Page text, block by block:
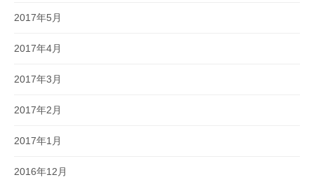
2017年5月
2017年4月
2017年3月
2017年2月
2017年1月
2016年12月